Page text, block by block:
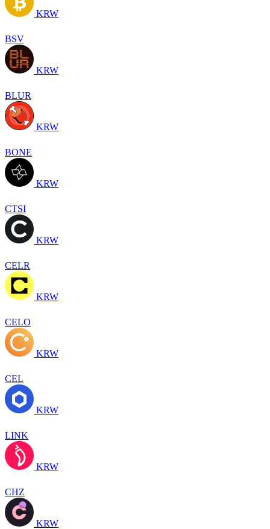
KRW
BSV
KRW
BLUR
KRW
BONE
KRW
CTSI
KRW
CELR
KRW
CELO
KRW
CEL
KRW
LINK
KRW
CHZ
KRW